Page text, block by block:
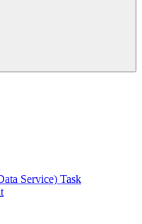
Service) Task